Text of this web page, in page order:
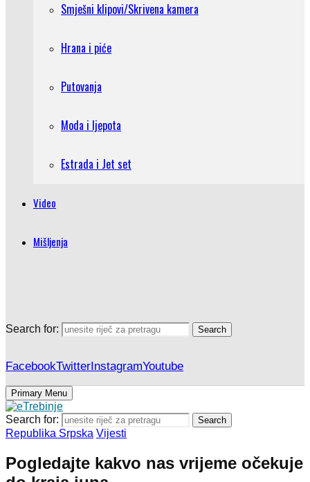
Smješni klipovi/Skrivena kamera
Hrana i piće
Putovanja
Moda i ljepota
Estrada i Jet set
Video
Mišljenja
Search for: Search
FacebookTwitterInstagramYoutube
Primary Menu
Search for: Search
Republika Srpska Vijesti
Pogledajte kakvo nas vrijeme očekuje